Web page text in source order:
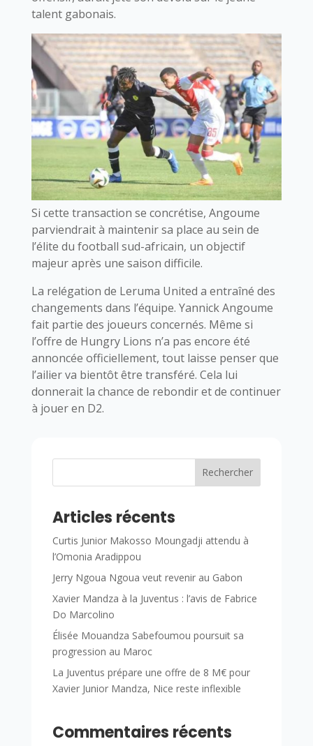
talent gabonais.
Si cette transaction se concrétise, Angoume
parviendrait à maintenir sa place au sein de
l’élite du football sud-africain, un objectif
majeur après une saison difficile.
La relégation de Leruma United a entraîné des
changements dans l’équipe. Yannick Angoume
fait partie des joueurs concernés. Même si
l’offre de Hungry Lions n’a pas encore été
annoncée officiellement, tout laisse penser que
l’ailier va bientôt être transféré. Cela lui
donnerait la chance de rebondir et de continuer
à jouer en D2.
Rechercher
Articles récents
Curtis Junior Makosso Moungadji attendu à
l’Omonia Aradippou
Jerry Ngoua Ngoua veut revenir au Gabon
Xavier Mandza à la Juventus : l’avis de Fabrice
Do Marcolino
Élisée Mouandza Sabefoumou poursuit sa
progression au Maroc
La Juventus prépare une offre de 8 M€ pour
Xavier Junior Mandza, Nice reste inflexible
Commentaires récents